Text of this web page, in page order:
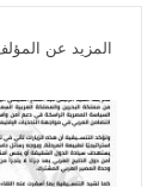
المزيد عن